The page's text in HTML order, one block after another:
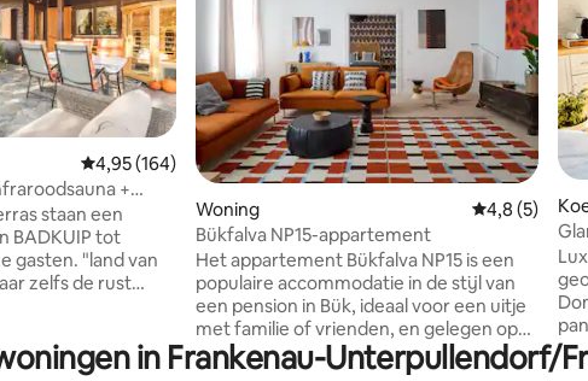
uit 5, 64 recensies
Gemiddelde beoordeling van 4,95 uit 5, 164 recensies
4,95 (164)
+
staan een
BADKUIP tot
"land van
zelfs de rust
gelegen, er zijn
Woning Gemiddelde
4,8 (5)
Bükfalva NP15-appartement
Het appartement Bükfalva NP15 is een
populaire accommodatie in de stijl van
een pension in Bük, ideaal voor een uitje
met familie of vrienden, en gelegen op
slechts een paar minuten rijden van de
thermale spa. De keuken is volledig
in Frankenau-Unterpullendorf/